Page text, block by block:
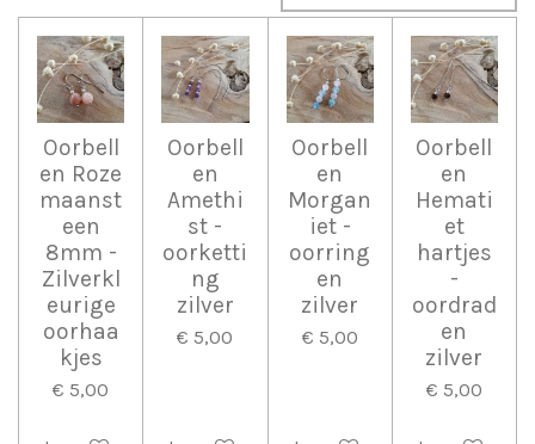
Oorbell
en Roze
maanst
een
8mm -
Zilverkl
eurige
oorhaa
kjes
€ 5,00
Oorbell
en
Amethi
st -
oorketti
ng
zilver
€ 5,00
Oorbell
en
Morgan
iet -
oorring
en
zilver
€ 5,00
Oorbell
en
Hemati
et
hartjes
-
oordrad
en
zilver
€ 5,00